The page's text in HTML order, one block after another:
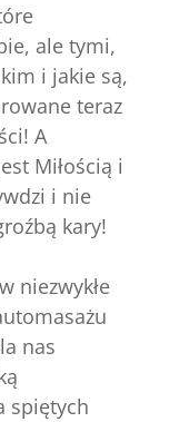
ale tymi,
i jakie są,
teraz
A
Miłością i
i nie
kary!
niezwykłe
nas
spiętych